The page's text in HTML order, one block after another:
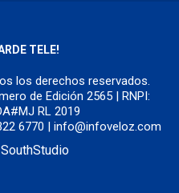
TELE!
los derechos reservados.
de Edición 2565 | RNPI:
RL 2019
6770 | info@infoveloz.com
SouthStudio